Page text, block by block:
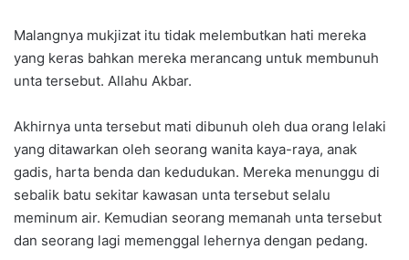
Malangnya mukjizat itu tidak melembutkan hati mereka
yang keras bahkan mereka merancang untuk membunuh
unta tersebut. Allahu Akbar.
Akhirnya unta tersebut mati dibunuh oleh dua orang lelaki
yang ditawarkan oleh seorang wanita kaya-raya, anak
gadis, harta benda dan kedudukan. Mereka menunggu di
sebalik batu sekitar kawasan unta tersebut selalu
meminum air. Kemudian seorang memanah unta tersebut
dan seorang lagi memenggal lehernya dengan pedang.